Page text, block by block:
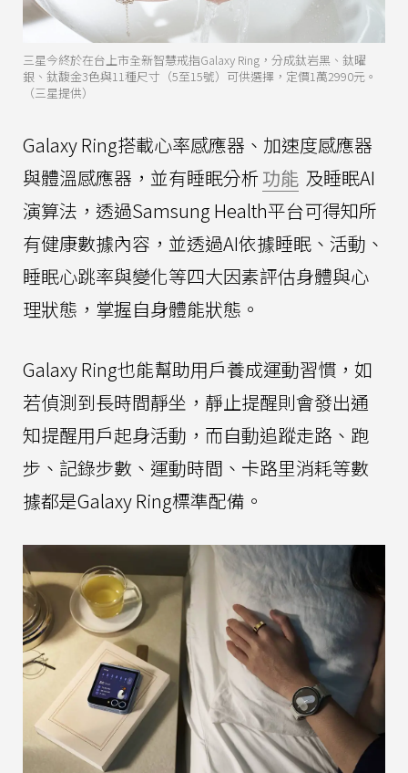
三星今終於在台上市全新智慧戒指Galaxy Ring，分成鈦岩黑、鈦曜
銀、鈦馥金3色與11種尺寸（5至15號）可供選擇，定價1萬2990元。
（三星提供）
Galaxy Ring搭載心率感應器、加速度感應器
與體溫感應器，並有睡眠分析功能 及睡眠AI
演算法，透過Samsung Health平台可得知所
有健康數據內容，並透過AI依據睡眠、活動、
睡眠心跳率與變化等四大因素評估身體與心
理狀態，掌握自身體能狀態。
Galaxy Ring也能幫助用戶養成運動習慣，如
若偵測到長時間靜坐，靜止提醒則會發出通
知提醒用戶起身活動，而自動追蹤走路、跑
步、記錄步數、運動時間、卡路里消耗等數
據都是Galaxy Ring標準配備。